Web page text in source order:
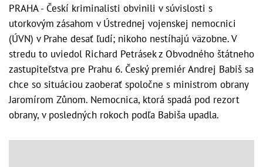
PRAHA - Českí kriminalisti obvinili v súvislosti s
utorkovým zásahom v Ústrednej vojenskej nemocnici
(ÚVN) v Prahe desať ľudí; nikoho nestíhajú väzobne. V
stredu to uviedol Richard Petrásek z Obvodného štátneho
zastupiteľstva pre Prahu 6. Český premiér Andrej Babiš sa
chce so situáciou zaoberať spoločne s ministrom obrany
Jaromírom Zůnom. Nemocnica, ktorá spadá pod rezort
obrany, v posledných rokoch podľa Babiša upadla.